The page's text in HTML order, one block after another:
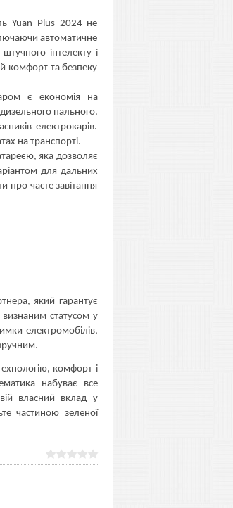
Yuan Plus 2024 не
автоматичне
інтелекту і
комфорт та безпеку
є економія на
пального.
електрокарів.
на транспорті.
яка дозволяє
для дальних
часте завітання
який гарантує
визнаним статусом у
електромобілів,
комфорт і
набуває все
власний вклад у
частиною зеленої